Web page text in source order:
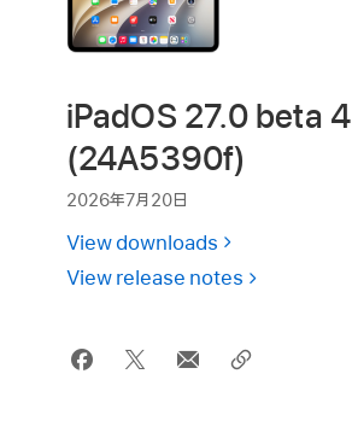
iPadOS 27.0 beta 4
(24A5390f)
2026年7月20日
View downloads
View release notes